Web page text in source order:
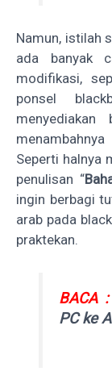
Namun, istilah
ada banyak
modifikasi,
ponsel
Seperti halnya
penulisan “
ingin berbagi
arab pada
praktekan.
BACA :
PC ke